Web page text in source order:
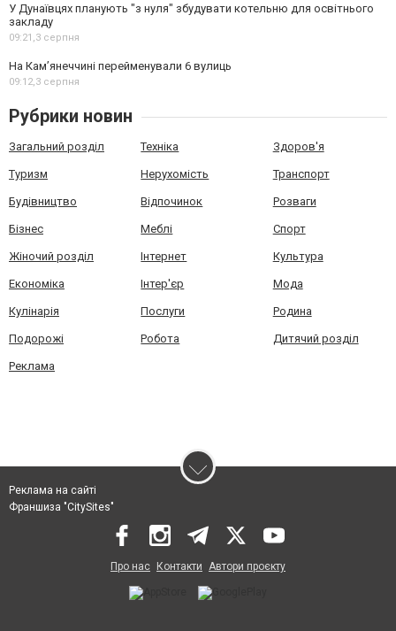
У Дунаївцях планують "з нуля" збудувати котельню для освітнього
закладу
09:21,3 серпня
На Камʼянеччині перейменували 6 вулиць
09:12,3 серпня
Рубрики новин
Загальний розділ Техніка Здоров'я
Туризм Нерухомість Транспорт
Будівництво Відпочинок Розваги
Бізнес Меблі Спорт
Жіночий розділ Інтернет Культура
Економіка Інтер'єр Мода
Кулінарія Послуги Родина
Подорожі Робота Дитячий розділ
Реклама
Реклама на сайті
Франшиза "CitySites"
Про нас Контакти Автори проєкту